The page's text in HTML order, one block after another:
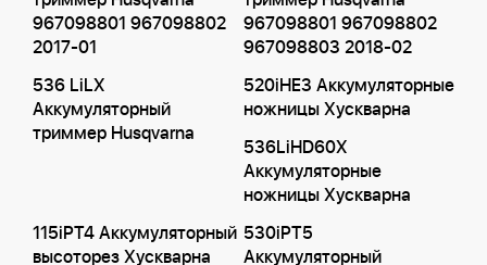
967098801 967098802
2017-01
967098801 967098802
967098803 2018-02
536 LiLX
Аккумуляторный
триммер Husqvarna
520iHE3 Аккумуляторные
ножницы Хускварна
536LiHD60X
Аккумуляторные
ножницы Хускварна
115iPT4 Аккумуляторный
высоторез Хускварна
530iPT5
Аккумуляторный